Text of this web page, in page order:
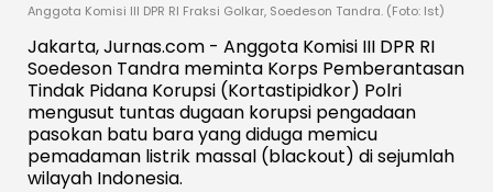
Anggota Komisi III DPR RI Fraksi Golkar, Soedeson Tandra. (Foto: Ist)
Jakarta, Jurnas.com - Anggota Komisi III DPR RI
Soedeson Tandra meminta Korps Pemberantasan
Tindak Pidana Korupsi (Kortastipidkor) Polri
mengusut tuntas dugaan korupsi pengadaan
pasokan batu bara yang diduga memicu
pemadaman listrik massal (blackout) di sejumlah
wilayah Indonesia.